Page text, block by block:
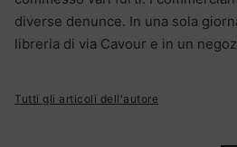
diverse denunce. In una sola
libreria di via Cavour e in un
Tutti gli articoli dell'autore